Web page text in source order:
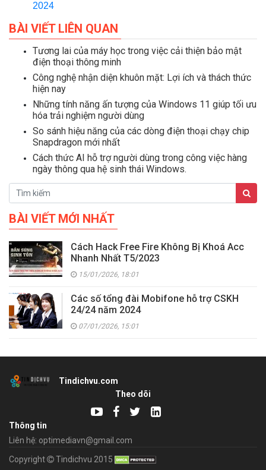
2024
BÀI VIẾT LIÊN QUAN
Tương lai của máy học trong việc cải thiện bảo mật
điện thoại thông minh
Công nghệ nhận diện khuôn mặt: Lợi ích và thách thức
hiện nay
Những tính năng ấn tượng của Windows 11 giúp tối ưu
hóa trải nghiệm người dùng
So sánh hiệu năng của các dòng điện thoại chạy chip
Snapdragon mới nhất
Cách thức AI hỗ trợ người dùng trong công việc hàng
ngày thông qua hệ sinh thái Windows.
BÀI VIẾT MỚI NHẤT
Cách Hack Free Fire Không Bị Khoá Acc
Nhanh Nhất T5/2023
15/01/2026, 18:01
Các số tổng đài Mobifone hỗ trợ CSKH
24/24 năm 2024
07/01/2026, 15:01
Tindichvu.com
Theo dõi
Thông tin
Liên hệ: optimediavn@gmail.com
Copyright
Tindichvu 2015